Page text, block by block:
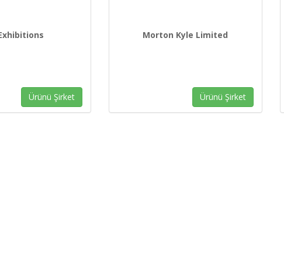
Ürünü Şirket
Morton Kyle Limited
Ürünü Şirket